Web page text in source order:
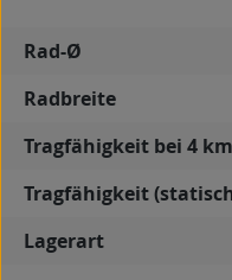
Rad-Ø
Radbreite
Tragfähigkeit bei 4
Tragfähigkeit
Lagerart